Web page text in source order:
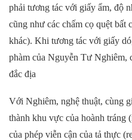
phải tương tác với giấy ẩm, độ
cũng như các chấm cọ quệt bất
khác). Khi tương tác với giấy
phàm của Nguyễn Tư Nghiêm,
đắc địa
Với Nghiêm, nghệ thuật, cùng
thành khu vực của hoành tráng
của phép viễn cận của tả thực